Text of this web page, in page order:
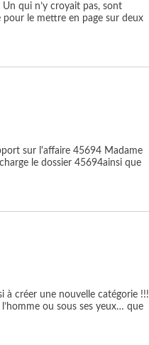
qui n’y croyait pas, sont
le mettre en page sur deux
sur l'affaire 45694 Madame
le dossier 45694ainsi que
à créer une nouvelle catégorie !!!
ou sous ses yeux… que